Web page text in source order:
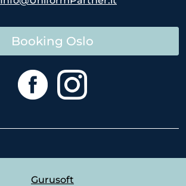
Booking Oslo
Gurusoft